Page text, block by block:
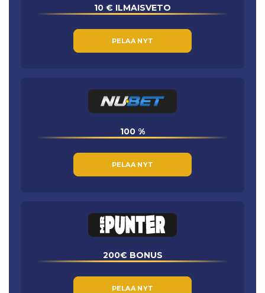
10 € ILMAISVETO
PELAA NYT
100 %
PELAA NYT
200€ BONUS
PELAA NYT